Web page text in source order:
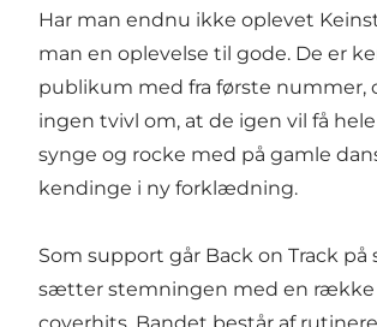
Har man endnu ikke oplevet
man en oplevelse til gode. De er
publikum med fra første nummer,
ingen tvivl om, at de igen vil få
synge og rocke med på gamle
kendinge i ny forklædning.
Som support går Back on Track på
sætter stemningen med en række